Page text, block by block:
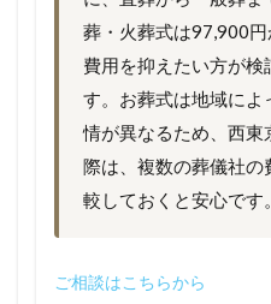
葬・火葬式は97,900
費用を抑えたい方が
す。お葬式は地域に
情が異なるため、西
際は、複数の葬儀社の
較しておくと安心です。
ご相談はこちらから